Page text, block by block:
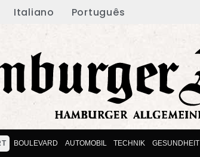
Italiano Português
BOULEVARD AUTOMOBIL TECHNIK GESUNDHEIT